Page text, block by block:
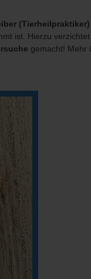
(Tierheilpraktiker)
ist. Hierzu
gemacht! Mehr